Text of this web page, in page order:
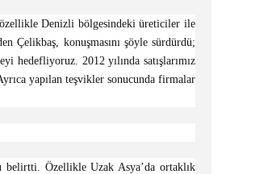
özellikle Denizli bölgesindeki üreticiler ile
Çelikbaş, konuşmasını şöyle sürdürdü;
hedefliyoruz. 2012 yılında satışlarımız
yapılan teşvikler sonucunda firmalar
belirtti. Özellikle Uzak Asya’da ortaklık